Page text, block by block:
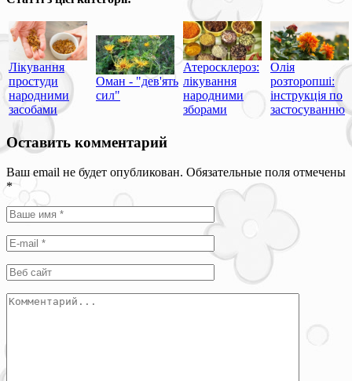
Лікування
простуди
народними
засобами
Оман - "дев'ять
сил"
Атеросклероз:
лікування
народними
зборами
Олія
розторопші:
інструкція по
застосуванню
Оставить комментарий
Ваш email не будет опубликован. Обязательные поля отмечены
*